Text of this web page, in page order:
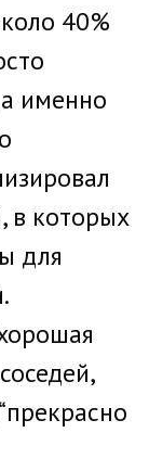
40%
именно
в которых
для